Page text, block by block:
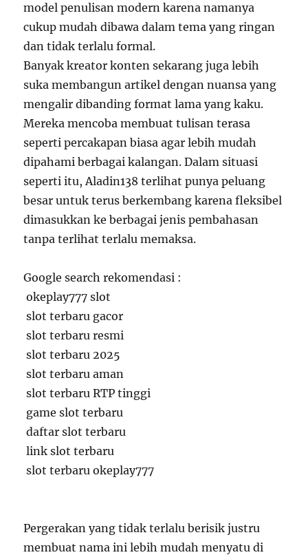
model penulisan modern karena namanya
cukup mudah dibawa dalam tema yang ringan
dan tidak terlalu formal.
Banyak kreator konten sekarang juga lebih
suka membangun artikel dengan nuansa yang
mengalir dibanding format lama yang kaku.
Mereka mencoba membuat tulisan terasa
seperti percakapan biasa agar lebih mudah
dipahami berbagai kalangan. Dalam situasi
seperti itu, Aladin138 terlihat punya peluang
besar untuk terus berkembang karena fleksibel
dimasukkan ke berbagai jenis pembahasan
tanpa terlihat terlalu memaksa.
Google search rekomendasi :
okeplay777 slot
slot terbaru gacor
slot terbaru resmi
slot terbaru 2025
slot terbaru aman
slot terbaru RTP tinggi
game slot terbaru
daftar slot terbaru
link slot terbaru
slot terbaru okeplay777
Pergerakan yang tidak terlalu berisik justru
membuat nama ini lebih mudah menyatu di